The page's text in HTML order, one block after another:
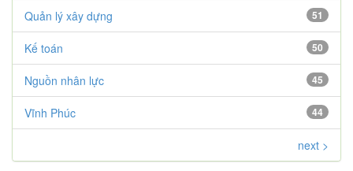
51
Quản lý xây dựng
50
Kế toán
45
Nguồn nhân lực
44
Vĩnh Phúc
next >